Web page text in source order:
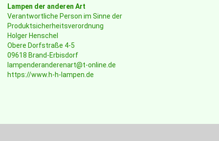
Lampen der anderen Art
Verantwortliche Person im Sinne der
Produktsicherheitsverordnung
Holger Henschel
Obere Dorfstraße 4-5
09618 Brand-Erbisdorf
lampenderanderenart@t-online.de
https://www.h-h-lampen.de